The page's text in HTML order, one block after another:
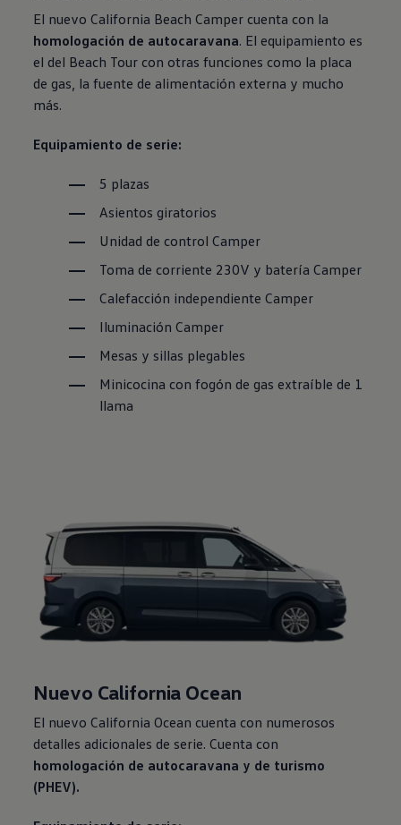
El nuevo California Beach Camper cuenta con la
homologación de autocaravana. El equipamiento es
el del Beach Tour con otras funciones como la placa
de gas, la fuente de alimentación externa y mucho
más.
Equipamiento de serie:
5 plazas
Asientos giratorios
Unidad de control Camper
Toma de corriente 230V y batería Camper
Calefacción independiente Camper
Iluminación Camper
Mesas y sillas plegables
Minicocina con fogón de gas extraíble de 1
llama
Nuevo California Ocean
El nuevo California Ocean cuenta con numerosos
detalles adicionales de serie. Cuenta con
homologación de autocaravana y de turismo
(PHEV).